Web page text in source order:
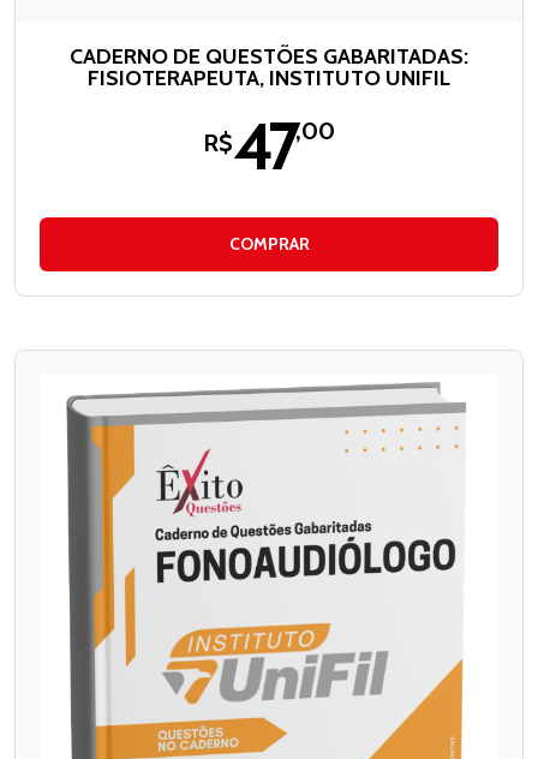
CADERNO DE QUESTÕES GABARITADAS:
FISIOTERAPEUTA, INSTITUTO UNIFIL
R$47,00
COMPRAR